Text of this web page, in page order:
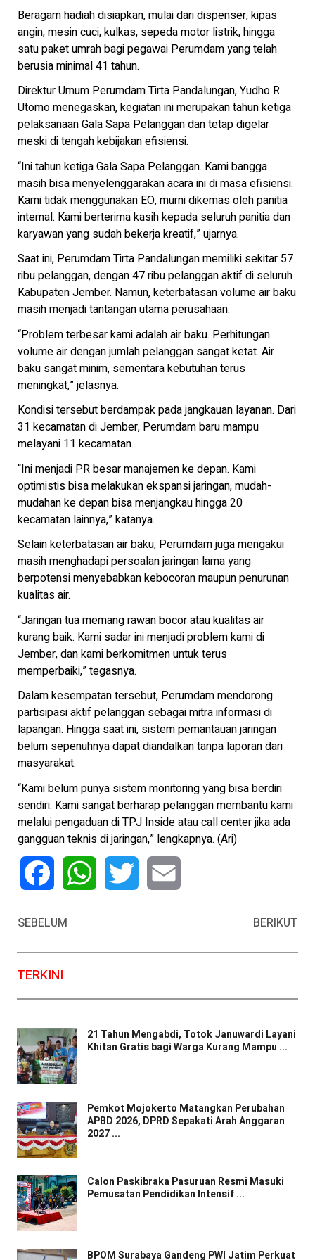
Beragam hadiah disiapkan, mulai dari dispenser, kipas
angin, mesin cuci, kulkas, sepeda motor listrik, hingga
satu paket umrah bagi pegawai Perumdam yang telah
berusia minimal 41 tahun.
Direktur Umum Perumdam Tirta Pandalungan, Yudho R
Utomo menegaskan, kegiatan ini merupakan tahun ketiga
pelaksanaan Gala Sapa Pelanggan dan tetap digelar
meski di tengah kebijakan efisiensi.
“Ini tahun ketiga Gala Sapa Pelanggan. Kami bangga
masih bisa menyelenggarakan acara ini di masa efisiensi.
Kami tidak menggunakan EO, murni dikemas oleh panitia
internal. Kami berterima kasih kepada seluruh panitia dan
karyawan yang sudah bekerja kreatif,” ujarnya.
Saat ini, Perumdam Tirta Pandalungan memiliki sekitar 57
ribu pelanggan, dengan 47 ribu pelanggan aktif di seluruh
Kabupaten Jember. Namun, keterbatasan volume air baku
masih menjadi tantangan utama perusahaan.
“Problem terbesar kami adalah air baku. Perhitungan
volume air dengan jumlah pelanggan sangat ketat. Air
baku sangat minim, sementara kebutuhan terus
meningkat,” jelasnya.
Kondisi tersebut berdampak pada jangkauan layanan. Dari
31 kecamatan di Jember, Perumdam baru mampu
melayani 11 kecamatan.
“Ini menjadi PR besar manajemen ke depan. Kami
optimistis bisa melakukan ekspansi jaringan, mudah-
mudahan ke depan bisa menjangkau hingga 20
kecamatan lainnya,” katanya.
Selain keterbatasan air baku, Perumdam juga mengakui
masih menghadapi persoalan jaringan lama yang
berpotensi menyebabkan kebocoran maupun penurunan
kualitas air.
“Jaringan tua memang rawan bocor atau kualitas air
kurang baik. Kami sadar ini menjadi problem kami di
Jember, dan kami berkomitmen untuk terus
memperbaiki,” tegasnya.
Dalam kesempatan tersebut, Perumdam mendorong
partisipasi aktif pelanggan sebagai mitra informasi di
lapangan. Hingga saat ini, sistem pemantauan jaringan
belum sepenuhnya dapat diandalkan tanpa laporan dari
masyarakat.
“Kami belum punya sistem monitoring yang bisa berdiri
sendiri. Kami sangat berharap pelanggan membantu kami
melalui pengaduan di TPJ Inside atau call center jika ada
gangguan teknis di jaringan,” lengkapnya. (Ari)
SEBELUM
BERIKUT
TERKINI
21 Tahun Mengabdi, Totok Januwardi Layani
Khitan Gratis bagi Warga Kurang Mampu ...
Pemkot Mojokerto Matangkan Perubahan
APBD 2026, DPRD Sepakati Arah Anggaran
2027 ...
Calon Paskibraka Pasuruan Resmi Masuki
Pemusatan Pendidikan Intensif ...
BPOM Surabaya Gandeng PWI Jatim Perkuat